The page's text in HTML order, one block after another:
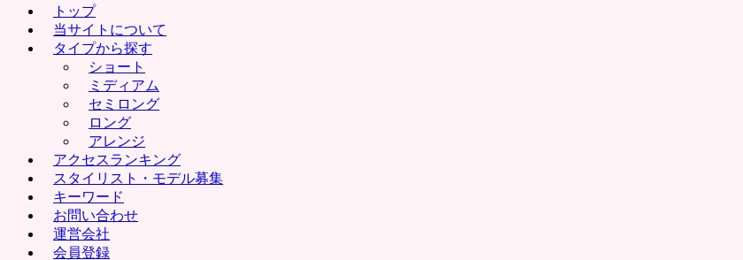
トップ
当サイトについて
タイプから探す
ショート
ミディアム
セミロング
ロング
アレンジ
アクセスランキング
スタイリスト・モデル募集
キーワード
お問い合わせ
運営会社
会員登録